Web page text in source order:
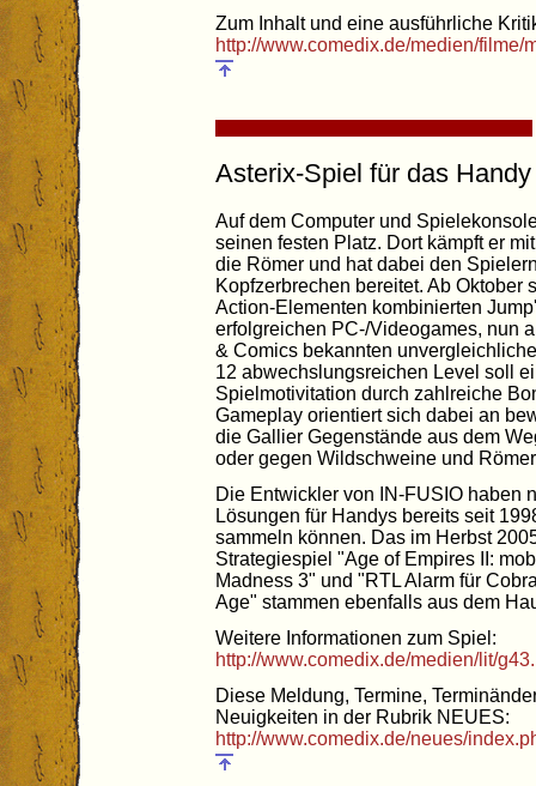
Zum Inhalt und eine ausführliche
http://www.comedix.de/medien/filme/
Asterix-Spiel für das Handy
Auf dem Computer und
seinen festen Platz. Dort kämpft er
die Römer und hat dabei den
Kopfzerbrechen bereitet. Ab Oktober
Action-Elementen kombinierten
erfolgreichen PC-/Videogames, nun
& Comics bekannten
12 abwechslungsreichen Level soll
Spielmotivitation durch zahlreiche
Gameplay orientiert sich dabei an
die Gallier Gegenstände aus dem
oder gegen Wildschweine und
Die Entwickler von IN-FUSIO haben
Lösungen für Handys bereits seit
sammeln können. Das im Herbst
Strategiespiel "Age of Empires II:
Madness 3" und "RTL Alarm für
Age" stammen ebenfalls aus dem
Weitere Informationen zum Spiel:
http://www.comedix.de/medien/lit/
Diese Meldung, Termine,
Neuigkeiten in der Rubrik NEUES:
http://www.comedix.de/neues/